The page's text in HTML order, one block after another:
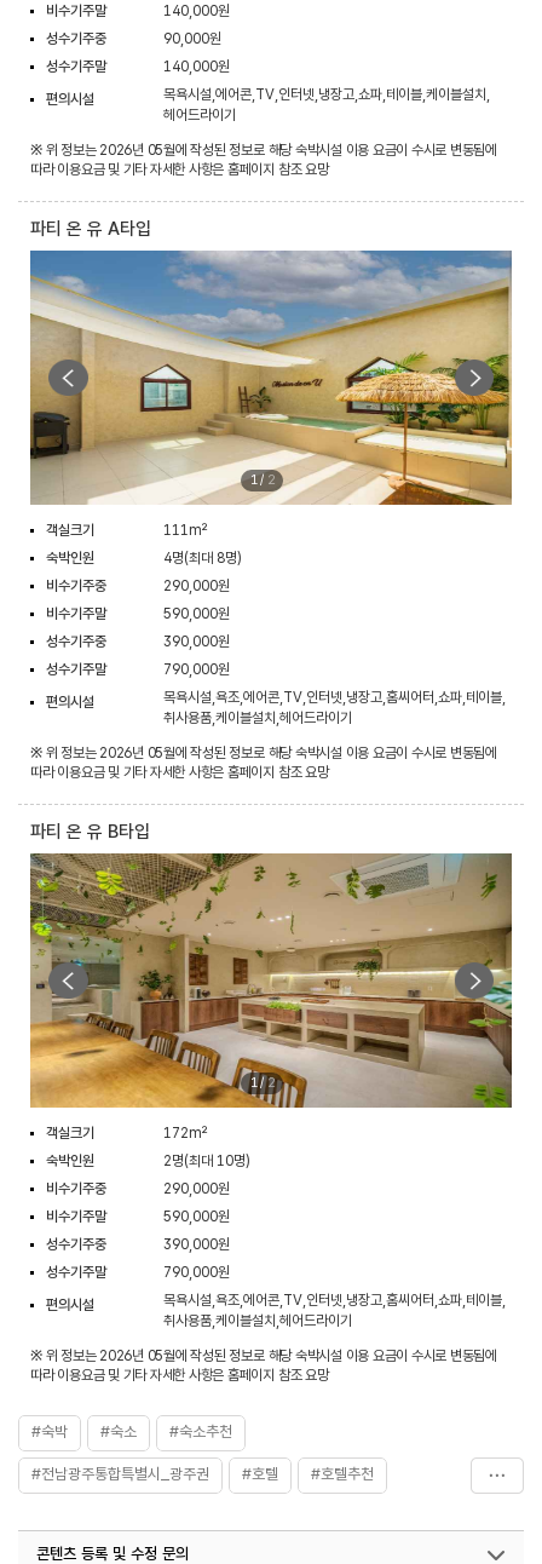
비수기주말
140,000원
성수기주중
90,000원
성수기주말
140,000원
편의시설
목욕시설,에어콘,TV,인터넷,냉장고,쇼파,테이블,케이블설치,
헤어드라이기
※ 위 정보는 2026년 05월에 작성된 정보로 해당 숙박시설 이용 요금이 수시로 변동됨에
따라 이용요금 및 기타 자세한 사항은 홈페이지 참조 요망
파티 온 유 A타입
1/ 2
객실크기
111m²
숙박인원
4명(최대 8명)
비수기주중
290,000원
비수기주말
590,000원
성수기주중
390,000원
성수기주말
790,000원
편의시설
목욕시설,욕조,에어콘,TV,인터넷,냉장고,홈씨어터,쇼파,테이블,
취사용품,케이블설치,헤어드라이기
※ 위 정보는 2026년 05월에 작성된 정보로 해당 숙박시설 이용 요금이 수시로 변동됨에
따라 이용요금 및 기타 자세한 사항은 홈페이지 참조 요망
파티 온 유 B타입
1/2
객실크기
172m²
숙박인원
2명(최대 10명)
비수기주중
290,000원
비수기주말
590,000원
성수기주중
390,000원
성수기주말
790,000원
편의시설
목욕시설,욕조,에어콘,TV,인터넷,냉장고,홈씨어터,쇼파,테이블,
취사용품,케이블설치,헤어드라이기
※ 위 정보는 2026년 05월에 작성된 정보로 해당 숙박시설 이용 요금이 수시로 변동됨에
따라 이용요금 및 기타 자세한 사항은 홈페이지 참조 요망
#숙박 #숙소 #숙소추천
#전남광주통합특별시_광주권 #호텔 #호텔추천
콘텐츠 등록 및 수정 문의